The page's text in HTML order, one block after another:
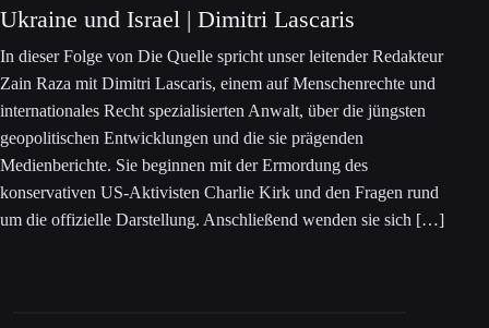
Ukraine und Israel | Dimitri Lascaris
In dieser Folge von Die Quelle spricht unser leitender Redakteur
Zain Raza mit Dimitri Lascaris, einem auf Menschenrechte und
internationales Recht spezialisierten Anwalt, über die jüngsten
geopolitischen Entwicklungen und die sie prägenden
Medienberichte. Sie beginnen mit der Ermordung des
konservativen US-Aktivisten Charlie Kirk und den Fragen rund
um die offizielle Darstellung. Anschließend wenden sie sich […]